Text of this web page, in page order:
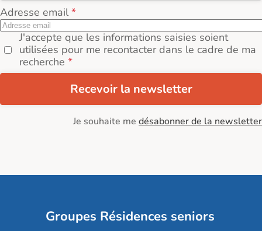
Adresse email
J'accepte que les informations saisies soient
utilisées pour me recontacter dans le cadre de ma
recherche
Recevoir la newsletter
Je souhaite me désabonner de la newsletter
Groupes Résidences seniors